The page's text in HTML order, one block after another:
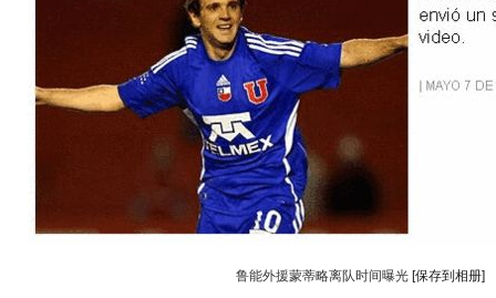
鲁能外援蒙蒂略离队时间曝光 [保存到相册]